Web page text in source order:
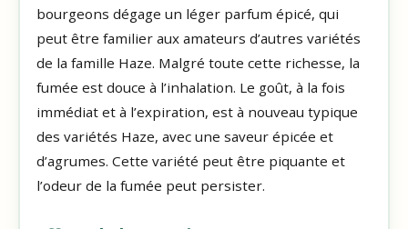
bourgeons dégage un léger parfum épicé, qui
peut être familier aux amateurs d’autres variétés
de la famille Haze. Malgré toute cette richesse, la
fumée est douce à l’inhalation. Le goût, à la fois
immédiat et à l’expiration, est à nouveau typique
des variétés Haze, avec une saveur épicée et
d’agrumes. Cette variété peut être piquante et
l’odeur de la fumée peut persister.